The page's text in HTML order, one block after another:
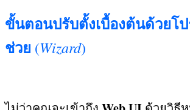
ขั้นตอนปรับตั้งเบื้องต้นด้วยโ
ช่วย (Wizard)